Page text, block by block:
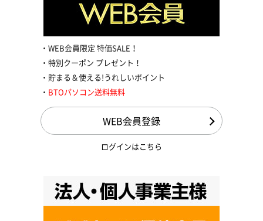
WEB会員限定 特価SALE！
特別クーポン プレゼント！
貯まる＆使える!うれしいポイント
BTOパソコン送料無料
WEB会員登録
ログインはこちら